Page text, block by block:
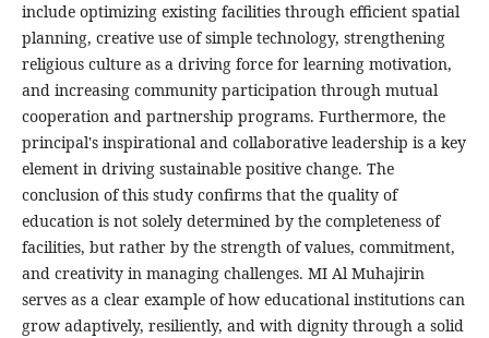
include optimizing existing facilities through efficient spatial
planning, creative use of simple technology, strengthening
religious culture as a driving force for learning motivation,
and increasing community participation through mutual
cooperation and partnership programs. Furthermore, the
principal's inspirational and collaborative leadership is a key
element in driving sustainable positive change. The
conclusion of this study confirms that the quality of
education is not solely determined by the completeness of
facilities, but rather by the strength of values, commitment,
and creativity in managing challenges. MI Al Muhajirin
serves as a clear example of how educational institutions can
grow adaptively, resiliently, and with dignity through a solid